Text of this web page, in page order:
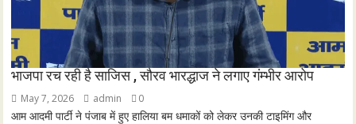
भाजपा रच रही है साजिस , सौरव भारद्धाज ने लगाए गंम्भीर आरोप
May 7, 2026 admin 0
आम आदमी पार्टी ने पंजाब में हुए हालिया बम धमाकों को लेकर उनकी टाइमिंग और